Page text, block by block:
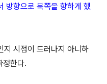
방향으로 북쪽을 향하게 했
지 시점이 드러나지 아니하
정한다.